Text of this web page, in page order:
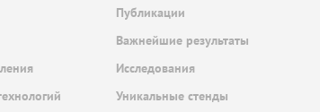
Публикации
Важнейшие результаты
Исследования
Уникальные стенды